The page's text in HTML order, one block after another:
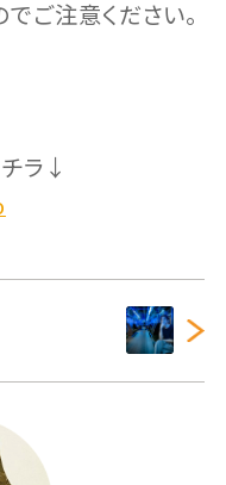
ご注意ください。
ラ↓